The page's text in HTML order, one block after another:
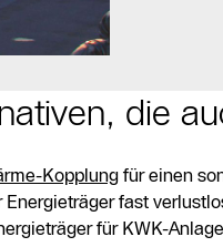
die
Kopplungfür einen
fast
für KWK-